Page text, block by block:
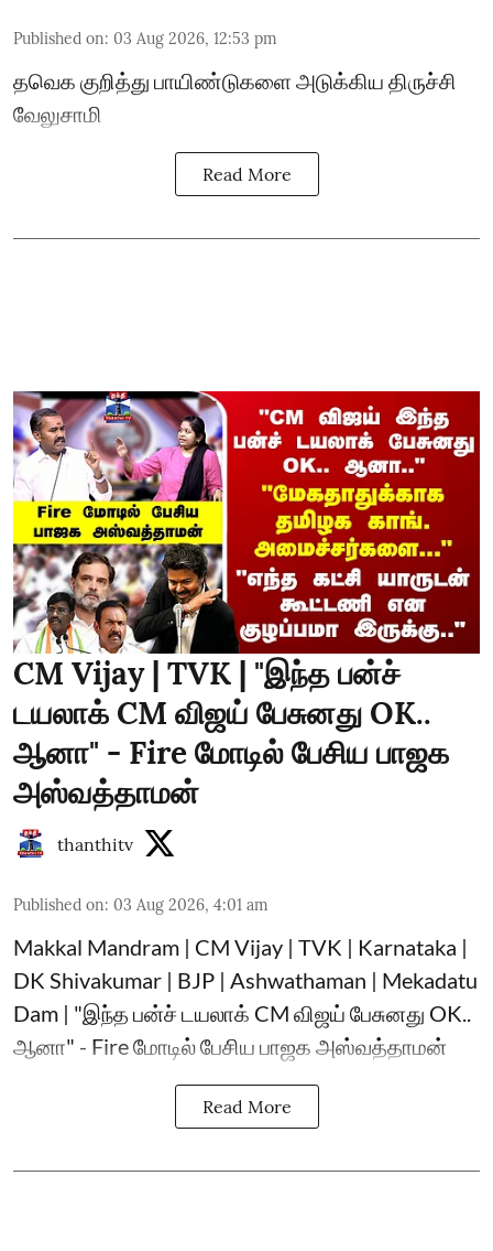
Published on: 03 Aug 2026, 12:53 pm
தவெக குறித்து பாயிண்டுகளை அடுக்கிய திருச்சி
வேலுசாமி
Read More
CM Vijay | TVK | "இந்த பன்ச்
டயலாக் CM விஜய் பேசுனது OK..
ஆனா" - Fire மோடில் பேசிய பாஜக
அஸ்வத்தாமன்
thanthitv
Published on: 03 Aug 2026, 4:01 am
Makkal Mandram | CM Vijay | TVK | Karnataka |
DK Shivakumar | BJP | Ashwathaman | Mekadatu
Dam | "இந்த பன்ச் டயலாக் CM விஜய் பேசுனது OK..
ஆனா" - Fire மோடில் பேசிய பாஜக அஸ்வத்தாமன்
Read More